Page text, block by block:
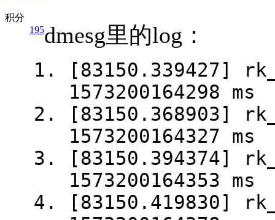
积分
195dmesg里的log：
[83150.339427]
1573200164298 ms
[83150.368903]
1573200164327 ms
[83150.394374]
1573200164353 ms
[83150.419830]